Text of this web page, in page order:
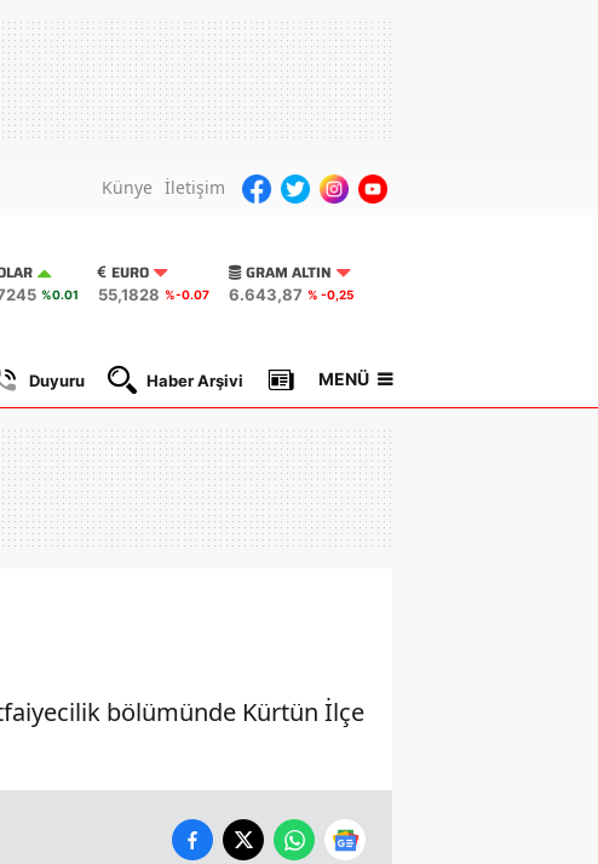
Künye İletişim
%0.01
EURO
55,1828 %-0.07
GRAM ALTIN
6.643,87 % -0,25
Duyuru Haber Arşivi Gazete Manşetleri
MENÜ
bölümünde Kürtün İlçe